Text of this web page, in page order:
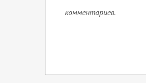
комментариев.